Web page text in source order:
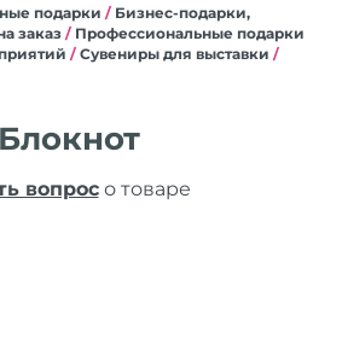
подарки / Бизнес-подарки,
заказ / Профессиональные подарки
/ Сувениры для выставки /
Блокнот
вопросо товаре